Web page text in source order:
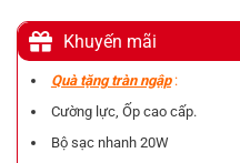
Khuyến mãi
Quà tặng tràn ngập:
Cường lực, Ốp cao cấp.
Bộ sạc nhanh 20W